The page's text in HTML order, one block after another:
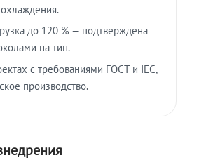
до 120 % — подтверждена
на тип.
с требованиями ГОСТ и IEC,
производство.